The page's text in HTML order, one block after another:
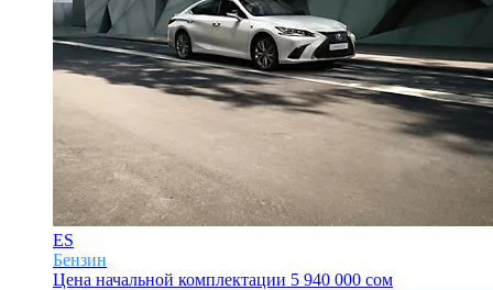
ES
Бензин
Цена начальной комплектации 5 940 000 сом